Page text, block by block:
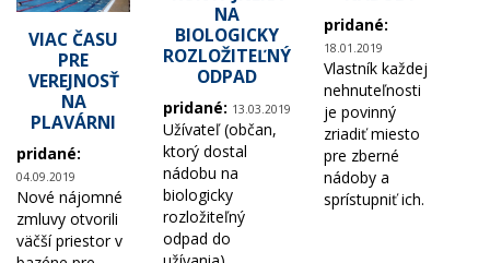
VIAC ČASU
PRE
VEREJNOSŤ
NA
PLAVÁRNI
pridané:
04.09.2019
​Nové nájomné
zmluvy otvorili
väčší priestor v
NA
BIOLOGICKY
ROZLOŽITEĽNÝ
ODPAD
pridané: 13.03.2019
Užívateľ (občan,
ktorý dostal
nádobu na
biologicky
rozložiteľný
odpad do
pridané:
18.01.2019
Vlastník každej
nehnuteľnosti
je povinný
zriadiť miesto
pre zberné
nádoby a
sprístupniť ich.